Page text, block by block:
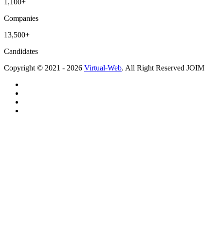
Companies
13,500+
Candidates
Copyright © 2021 - 2026 Virtual-Web. All Right Reserved JOIM